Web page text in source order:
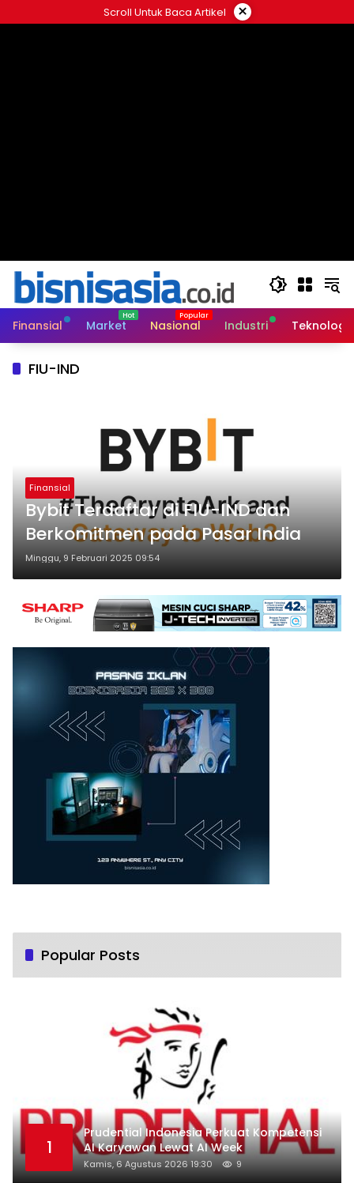
ke
Scroll Untuk Baca Artikel ×
Finansial Market Nasional Industri Teknologi
FIU-IND
Finansial
Bybit Terdaftar di FIU-IND dan
Berkomitmen pada Pasar India
Minggu, 9 Februari 2025 09:54
Popular Posts
1
Prudential Indonesia Perkuat Kompetensi
AI Karyawan Lewat AI Week
Kamis, 6 Agustus 2026 19:30 9